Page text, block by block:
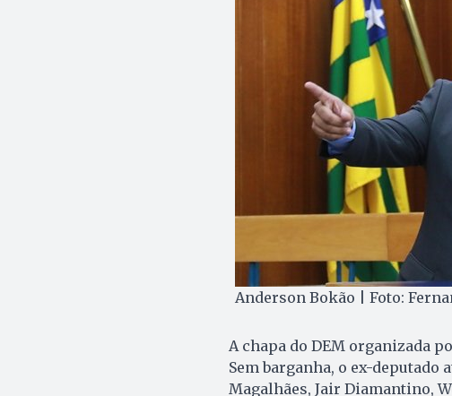
Anderson Bokão | Foto:
A chapa do DEM organizada
Sem barganha, o ex-
Magalhães, Jair Diamantino,